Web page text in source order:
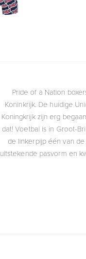
Pride of a Nation
Koninkrijk. De huidige
Koningkrijk zijn erg
dat! Voetbal is in Groot-
de linkerpijp één van
uitstekende pasvorm en